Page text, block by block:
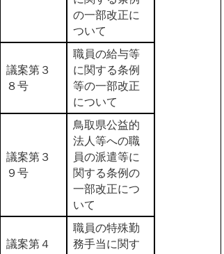
の一部改正に
ついて
議案第３
８号
職員の給与等
に関する条例
等の一部改正
について
議案第３
９号
鳥取県公益的
法人等への職
員の派遣等に
関する条例の
一部改正につ
いて
議案第４
職員の特殊勤
務手当に関す